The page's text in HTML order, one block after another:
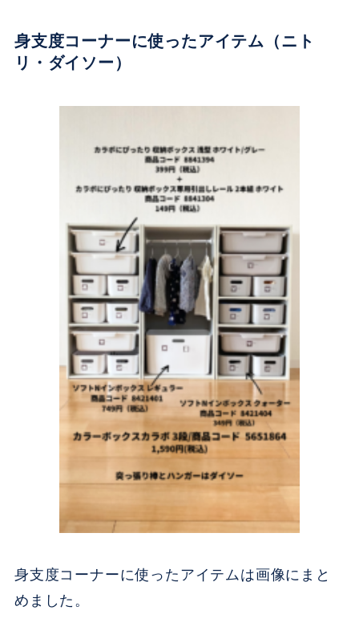
身支度コーナーに使ったアイテム（ニト
リ・ダイソー）
身支度コーナーに使ったアイテムは画像にまと
めました。